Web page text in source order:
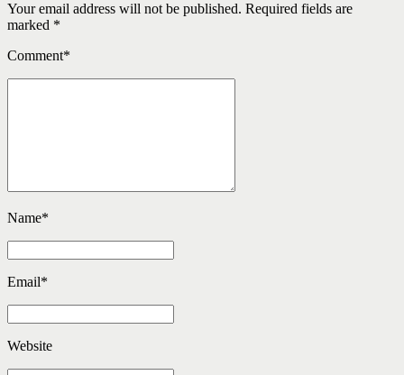
Your email address will not be published. Required fields are
marked *
Comment*
Name*
Email*
Website